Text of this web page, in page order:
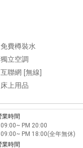
免費樽裝水
獨立空調
互聯網 [無線]
床上用品